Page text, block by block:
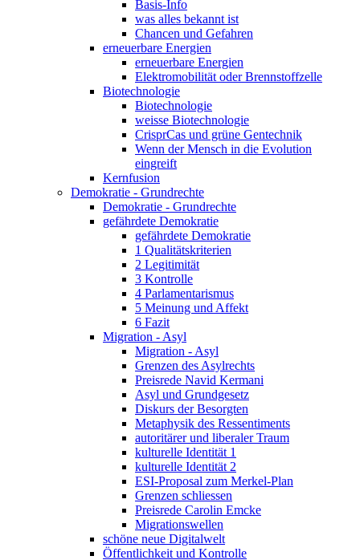
Basis-Info
was alles bekannt ist
Chancen und Gefahren
erneuerbare Energien
erneuerbare Energien
Elektromobilität oder Brennstoffzelle
Biotechnologie
Biotechnologie
weisse Biotechnologie
CrisprCas und grüne Gentechnik
Wenn der Mensch in die Evolution
eingreift
Kernfusion
Demokratie - Grundrechte
Demokratie - Grundrechte
gefährdete Demokratie
gefährdete Demokratie
1 Qualitätskriterien
2 Legitimität
3 Kontrolle
4 Parlamentarismus
5 Meinung und Affekt
6 Fazit
Migration - Asyl
Migration - Asyl
Grenzen des Asylrechts
Preisrede Navid Kermani
Asyl und Grundgesetz
Diskurs der Besorgten
Metaphysik des Ressentiments
autoritärer und liberaler Traum
kulturelle Identität 1
kulturelle Identität 2
ESI-Proposal zum Merkel-Plan
Grenzen schliessen
Preisrede Carolin Emcke
Migrationswellen
schöne neue Digitalwelt
Öffentlichkeit und Kontrolle